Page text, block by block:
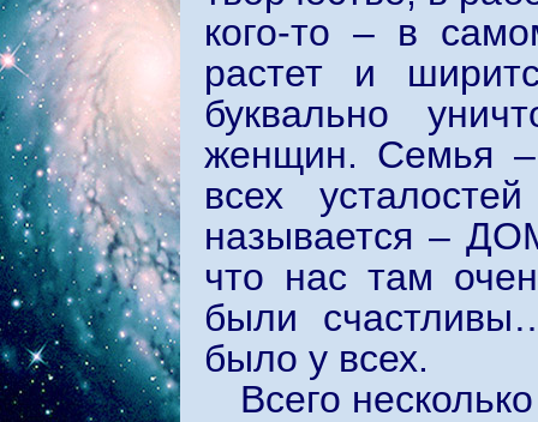
кого-то – в
растет и
буквально
женщин. Семья
всех
называется –
что нас там
были
было у всех.
Всего